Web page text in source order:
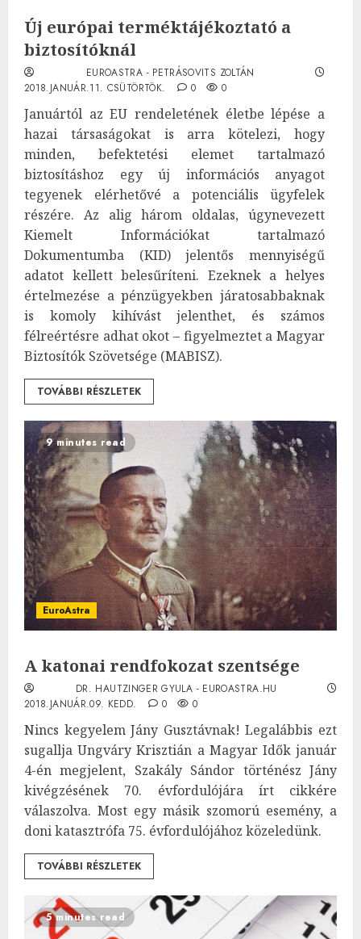
Új európai terméktájékoztató a
biztosítóknál
EUROASTRA - PETRÁSOVITS ZOLTÁN
2018.JANUÁR.11. CSÜTÖRTÖK.
0 0
Januártól az EU rendeletének életbe lépése a
hazai társaságokat is arra kötelezi, hogy
minden, befektetési elemet tartalmazó
biztosításhoz egy új információs anyagot
tegyenek elérhetővé a potenciális ügyfelek
részére. Az alig három oldalas, úgynevezett
Kiemelt Információkat tartalmazó
Dokumentumba (KID) jelentős mennyiségű
adatot kellett belesűríteni. Ezeknek a helyes
értelmezése a pénzügyekben járatosabbaknak
is komoly kihívást jelenthet, és számos
félreértésre adhat okot – figyelmeztet a Magyar
Biztosítók Szövetsége (MABISZ).
TOVÁBBI RÉSZLETEK
9 minutes read
EuroAstra
A katonai rendfokozat szentsége
DR. HAUTZINGER GYULA - EUROASTRA.HU
2018.JANUÁR.09. KEDD.
0 0
Nincs kegyelem Jány Gusztávnak! Legalábbis ezt
sugallja Ungváry Krisztián a Magyar Idők január
4-én megjelent, Szakály Sándor történész Jány
kivégzésének 70. évfordulójára írt cikkére
válaszolva. Most egy másik szomorú esemény, a
doni katasztrófa 75. évfordulójához közeledünk.
TOVÁBBI RÉSZLETEK
5 minutes read